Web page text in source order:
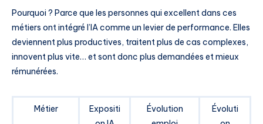
Pourquoi ? Parce que les personnes qui excellent dans ces
métiers ont intégré l’IA comme un levier de performance. Elles
deviennent plus productives, traitent plus de cas complexes,
innovent plus vite… et sont donc plus demandées et mieux
rémunérées.
Métier
Expositi
Évolution
Évoluti